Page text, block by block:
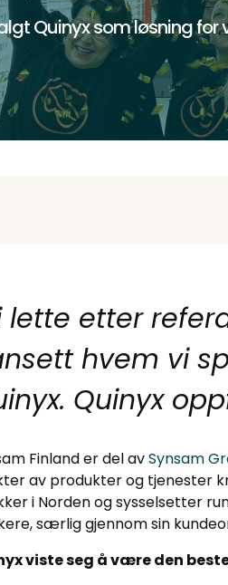
Quinyx som løsning
lette etter
hvem vi
Quinyx
Finland er del avSynsam
av produkter og tjenester
i Norden og sysselsetter
særlig gjennom sin
viste seg å være den